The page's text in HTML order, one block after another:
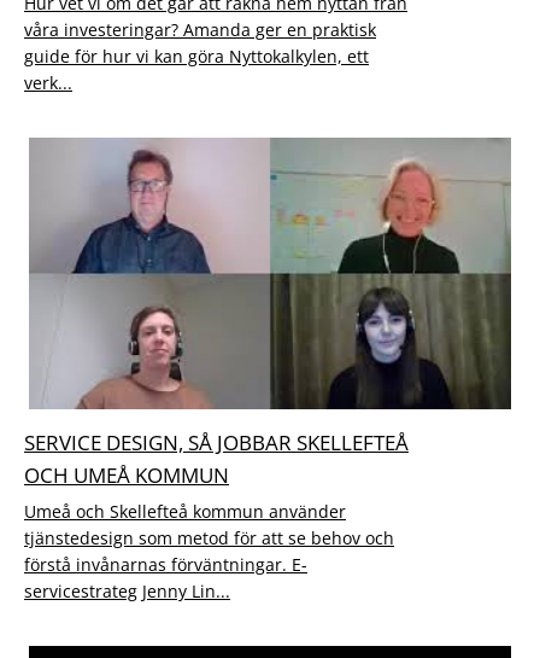
våra investeringar? Amanda ger en praktisk
guide för hur vi kan göra Nyttokalkylen, ett
verk...
SERVICE DESIGN, SÅ JOBBAR SKELLEFTEÅ
OCH UMEÅ KOMMUN
Umeå och Skellefteå kommun använder
tjänstedesign som metod för att se behov och
förstå invånarnas förväntningar. E-
servicestrateg Jenny Lin...